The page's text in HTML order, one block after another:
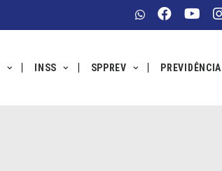
INSS SPPREV PREVIDÊNCIA